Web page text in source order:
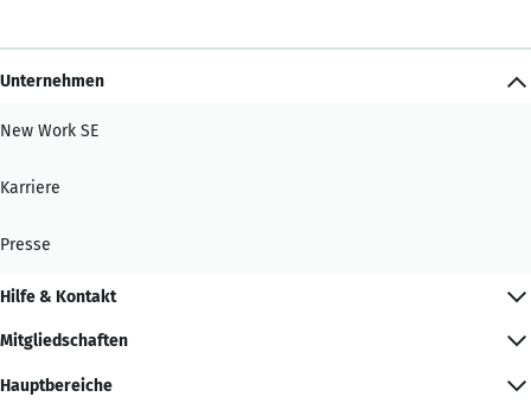
Unternehmen
New Work SE
Karriere
Presse
Hilfe & Kontakt
Mitgliedschaften
Hauptbereiche